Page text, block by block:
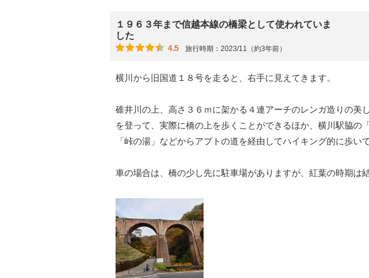
１９６３年まで信越本線の橋梁として使われていま
した
4.5 旅行時期：2023/11（約3年前）
横川から旧国道１８号を走ると、右手に見えてきます。
碓井川の上、高さ３６ｍに架かる４連アーチのレンガ造りの美
を登って、実際に橋の上を歩くことができるほか、横川駅脇の
「峠の湯」などからアプトの道を経由してハイキング的に歩い
車の場合は、橋の少し先に駐車場がありますが、紅葉の時期は